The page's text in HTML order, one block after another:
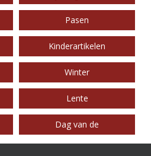
Pasen
Kinderartikelen
Winter
Lente
Dag van de